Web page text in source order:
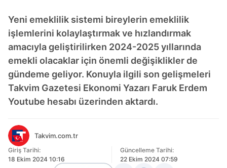
Yeni emeklilik sistemi bireylerin emeklilik
işlemlerini kolaylaştırmak ve hızlandırmak
amacıyla geliştirilirken 2024-2025 yıllarında
emekli olacaklar için önemli değişiklikler de
gündeme geliyor. Konuyla ilgili son gelişmeleri
Takvim Gazetesi Ekonomi Yazarı Faruk Erdem
Youtube hesabı üzerinden aktardı.
Takvim.com.tr
Giriş Tarihi:
18 Ekim 2024 10:16
Güncelleme Tarihi:
22 Ekim 2024 07:59